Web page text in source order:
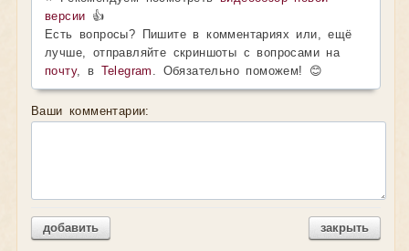
версии 👍
Есть вопросы? Пишите в комментариях или, ещё
лучше, отправляйте скриншоты с вопросами на
почту, в Telegram . Обязательно поможем! 😊
Ваши комментарии:
добавить закрыть